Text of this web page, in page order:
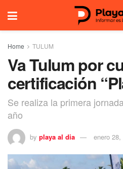
Home TULUM
Va Tulum por
certificación
Se realiza la primera
año
by playa al dia enero 28,